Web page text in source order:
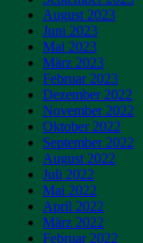
August 2023
Juni 2023
Mai 2023
März 2023
Februar 2023
Dezember 2022
November 2022
Oktober 2022
September 2022
August 2022
Juli 2022
Mai 2022
April 2022
März 2022
Februar 2022